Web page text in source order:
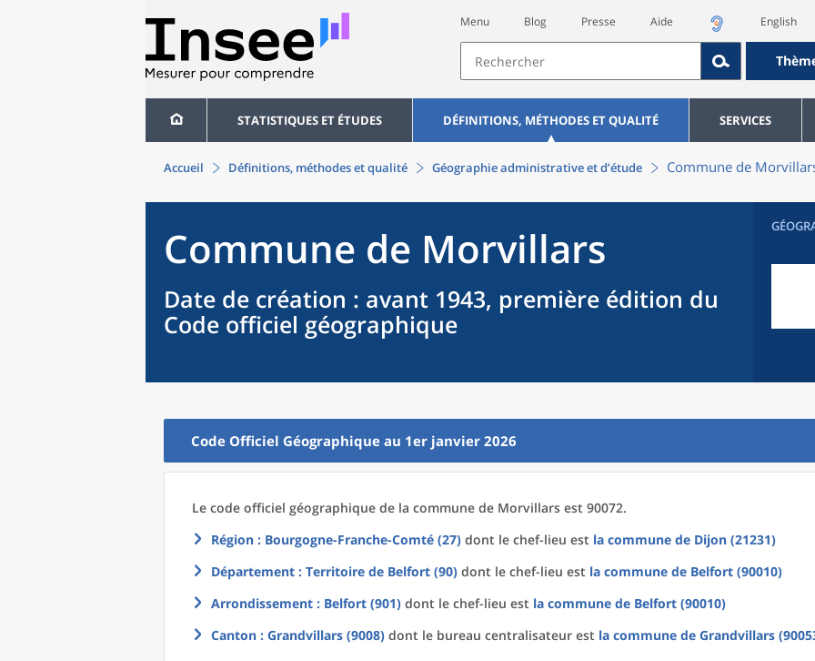
Menu Blog Presse Aide English
STATISTIQUES ET ÉTUDES DÉFINITIONS, MÉTHODES ET QUALITÉ SERVICES
Accueil Définitions, méthodes et qualité Géographie administrative et d’étude Commune de
Commune de Morvillars
Date de création : avant 1943, première édition du
Code officiel géographique
Code Officiel Géographique au 1er janvier 2026
Le code officiel géographique de la commune de Morvillars est 90072.
Région : Bourgogne-Franche-Comté (27) dont le chef-lieu est la commune de Dijon (21231)
Département : Territoire de Belfort (90) dont le chef-lieu est la commune de Belfort (90010)
Arrondissement : Belfort (901) dont le chef-lieu est la commune de Belfort (90010)
Canton : Grandvillars (9008) dont le bureau centralisateur est la commune de Grandvillars